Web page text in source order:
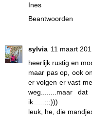
Ines
Beantwoorden
sylvia 11 maart
heerlijk rustig en
maar pas op, ook
er volgen er vast
weg........maar
ik......;;;)))
leuk, he, die